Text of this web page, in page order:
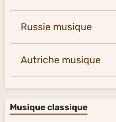
Russie musique
Autriche musique
Musique classique